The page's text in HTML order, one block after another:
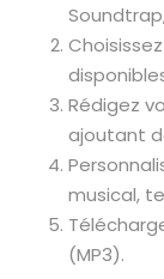
Rédigez
ajoutant
musical,
(MP3).